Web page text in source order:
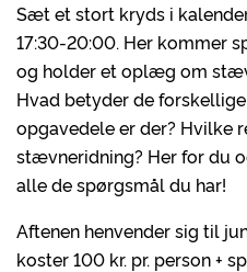
Sæt et stort kryds i
17:30-20:00. Her kommer
og holder et oplæg om
Hvad betyder de
opgavedele er der? Hvilke
stævneridning? Her for du
alle de spørgsmål du har!
Aftenen henvender sig til
koster 100 kr. pr. person +